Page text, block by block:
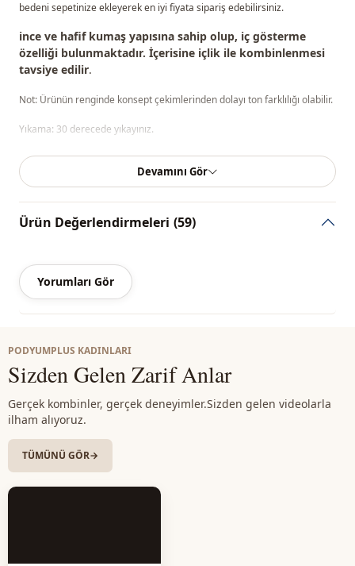
bedeni sepetinize ekleyerek en iyi fiyata sipariş edebilirsiniz.
ince ve hafif kumaş yapısına sahip olup, iç gösterme
özelliği bulunmaktadır. İçerisine içlik ile kombinlenmesi
tavsiye edilir.
Not: Ürünün renginde konsept çekimlerinden dolayı ton farklılığı olabilir.
Yıkama: 30 derecede yıkayınız.
%100 Pamuk
Mevsi̇m Yazlık
Si̇luet / form
Sti̇l
Dokuma ti̇pi̇ Dokuma
Kalinlik
Kalip
Devamını Gör
Ürün Değerlendirmeleri (59)
Yorumları Gör
PODYUMPLUS KADINLARI
Sizden Gelen Zarif Anlar
Gerçek kombinler, gerçek deneyimler.Sizden gelen videolarla
ilham alıyoruz.
TÜMÜNÜ GÖR→